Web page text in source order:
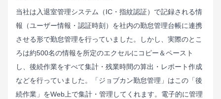
当社は入退室管理システム（IC・指紋認証）で記録される情
報（ユーザー情報・認証時刻）を社内の勤怠管理台帳に連携
させる形で勤怠管理を行っていました。しかし、実際のとこ
ろは約500名の情報を所定のエクセルにコピー＆ペースト
し、後続作業をすべて集計・残業時間の算出・レポート作成
などを行っていました。「ジョブカン勤怠管理」はこの「後
続作業」をWeb上で集計・管理してくれます。電子的に管理